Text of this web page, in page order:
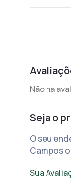
Não há
Seja o
O seu
Campos
Sua